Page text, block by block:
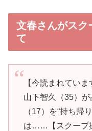
文春さんがスク
て
【今読まれていま
山下智久（35）
（17）を“持ち
は……【スクープ